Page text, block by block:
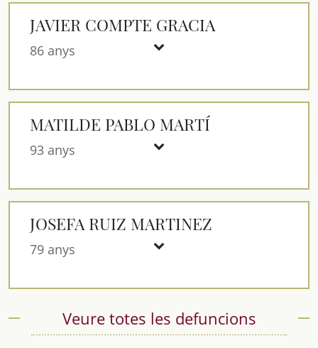
JAVIER COMPTE GRACIA
86 anys
MATILDE PABLO MARTÍ
93 anys
JOSEFA RUIZ MARTINEZ
79 anys
Veure totes les defuncions